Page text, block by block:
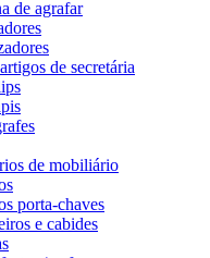
de agrafar
de secretária
de mobiliário
porta-chaves
e cabides